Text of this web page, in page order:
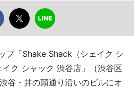
プ「Shake Shack（シェイク シ
ク シャック 渋谷店」（渋谷区
谷・井の頭通り沿いのビルにオ